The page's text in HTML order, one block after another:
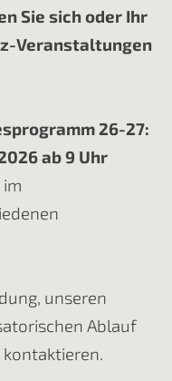
Sie sich oder Ihr
Veranstaltungen
26-27:
ab 9 Uhr
unseren
Ablauf
kontaktieren.